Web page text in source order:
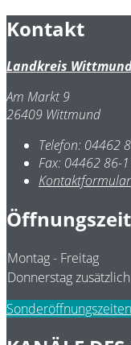
Kontakt
Landkreis
Am Markt 9
26409 Wittmund
Telefon: 04462
Fax: 04462 86-
Kontaktformular
Montag - Freitag
Donnerstag zusätzlich
Sonderöffnungszeiten